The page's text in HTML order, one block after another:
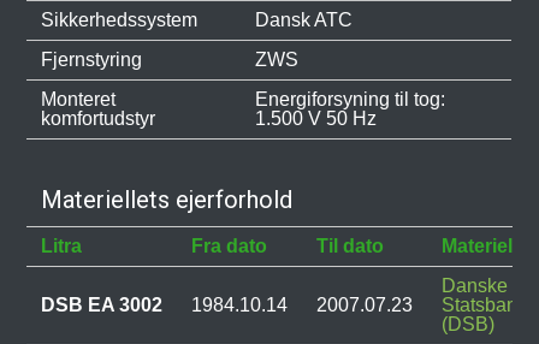
Sikkerhedssystem
Dansk ATC
Fjernstyring
ZWS
Monteret
komfortudstyr
Energiforsyning til tog:
1.500 V 50 Hz
Materiellets ejerforhold
Litra Fra dato Til dato
DSB EA 3002 1984.10.14 2007.07.23
Danske
Statsbaner
(DSB)